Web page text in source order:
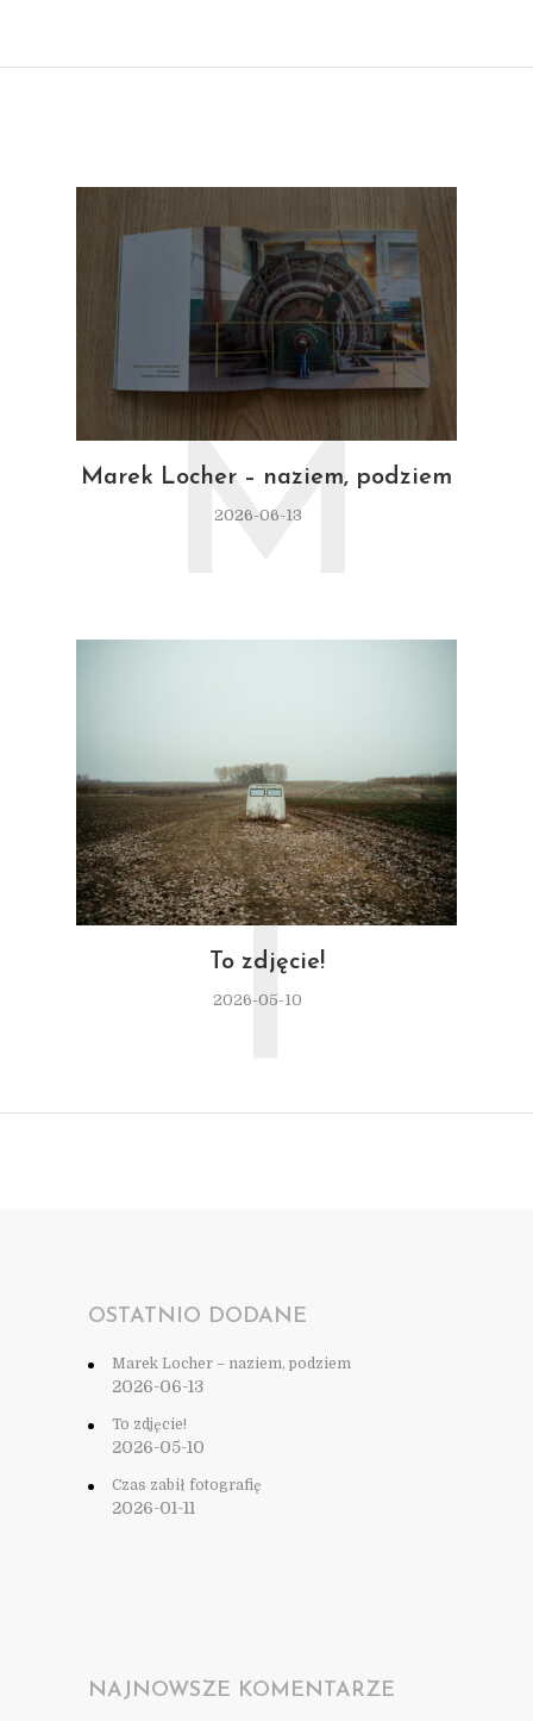
Marek Locher – naziem, podziem
2026-06-13
M
To zdjęcie!
2026-05-10
T
OSTATNIO DODANE
Marek Locher – naziem, podziem
2026-06-13
To zdjęcie!
2026-05-10
Czas zabił fotografię
2026-01-11
NAJNOWSZE KOMENTARZE